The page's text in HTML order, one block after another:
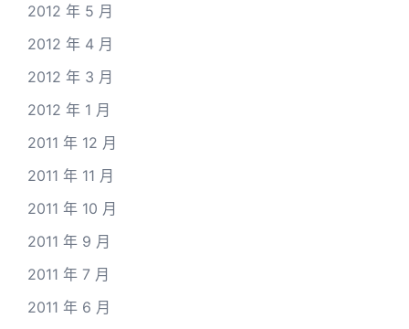
2012 年 5 月
2012 年 4 月
2012 年 3 月
2012 年 1 月
2011 年 12 月
2011 年 11 月
2011 年 10 月
2011 年 9 月
2011 年 7 月
2011 年 6 月